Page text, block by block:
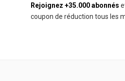
Rejoignez +35.000 abonnés
coupon de réduction tous les